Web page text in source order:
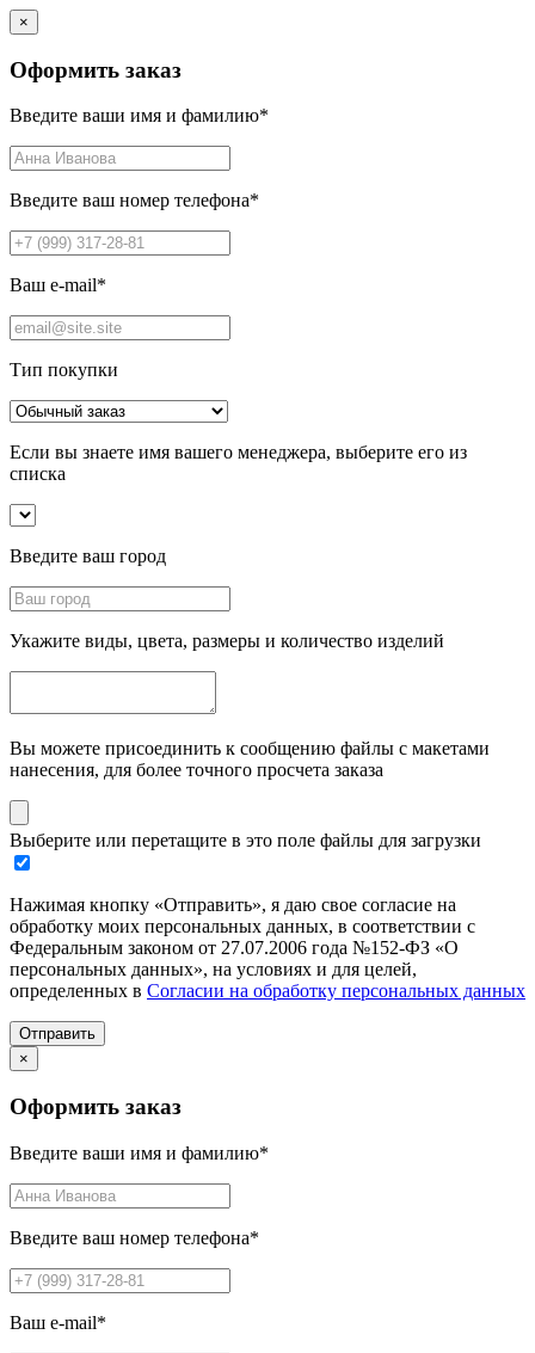
×
Оформить заказ
Введите ваши имя и фамилию*
Введите ваш номер телефона*
Ваш e-mail*
Тип покупки
Если вы знаете имя вашего менеджера, выберите его из
списка
Введите ваш город
Укажите виды, цвета, размеры и количество изделий
Вы можете присоединить к сообщению файлы с макетами
нанесения, для более точного просчета заказа
Выберите или перетащите в это поле файлы для загрузки
Нажимая кнопку «Отправить», я даю свое согласие на
обработку моих персональных данных, в соответствии с
Федеральным законом от 27.07.2006 года №152-ФЗ «О
персональных данных», на условиях и для целей,
определенных в Согласии на обработку персональных данных
Отправить
×
Оформить заказ
Введите ваши имя и фамилию*
Введите ваш номер телефона*
Ваш e-mail*